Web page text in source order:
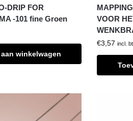
DRIP FOR
-101 fine Groen
winkelwagen
VOOR
€3,57 incl.